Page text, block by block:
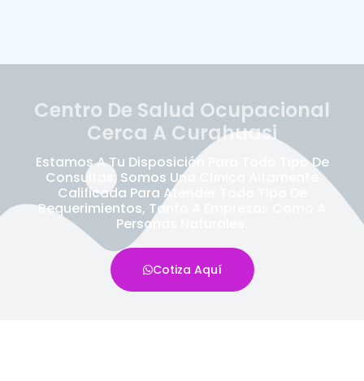
Centro De Salud Ocupacional
Cerca A Curahuasi
Estamos A Tu Disposición Para Todo Tipo De
Consultas, Somos Una Clínica Altamente
Calificada Para Atender Todo Tipo De
Requerimientos, Tanto A Empresas Como A
Personas Naturales.
Cotiza Aquí